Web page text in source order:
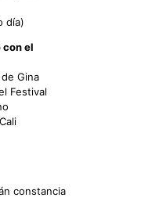
día)
con el
Gina
Festival
constancia